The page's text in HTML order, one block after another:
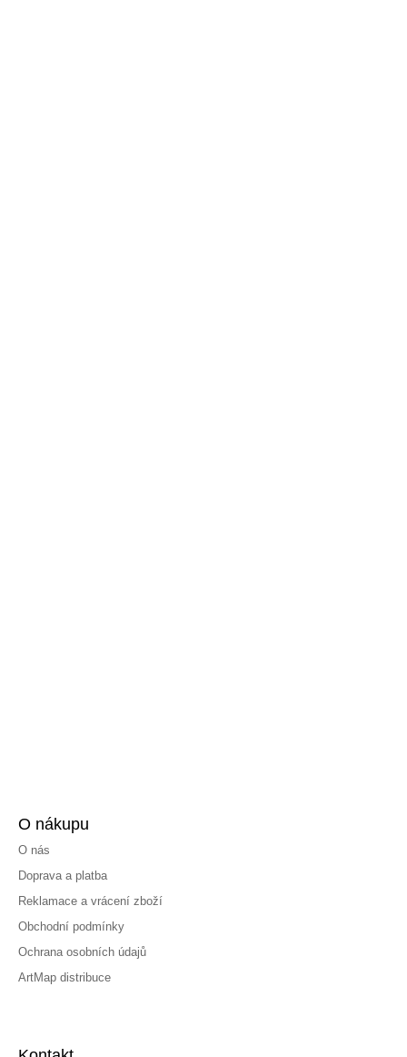
O nákupu
O nás
Doprava a platba
Reklamace a vrácení zboží
Obchodní podmínky
Ochrana osobních údajů
ArtMap distribuce